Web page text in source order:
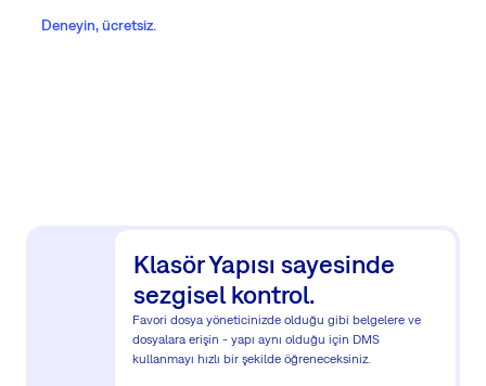
Deneyin, ücretsiz.
Klasör Yapısı sayesinde
sezgisel kontrol.
Favori dosya yöneticinizde olduğu gibi belgelere ve
dosyalara erişin - yapı aynı olduğu için DMS
kullanmayı hızlı bir şekilde öğreneceksiniz.